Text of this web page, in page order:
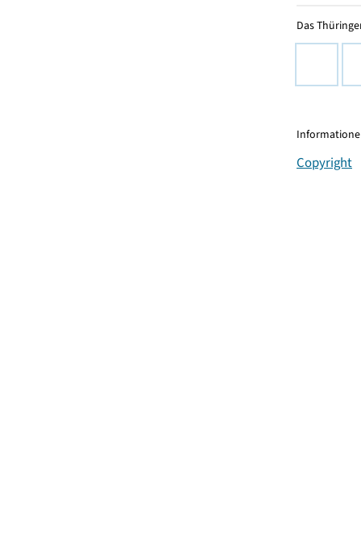
Das
Copyright